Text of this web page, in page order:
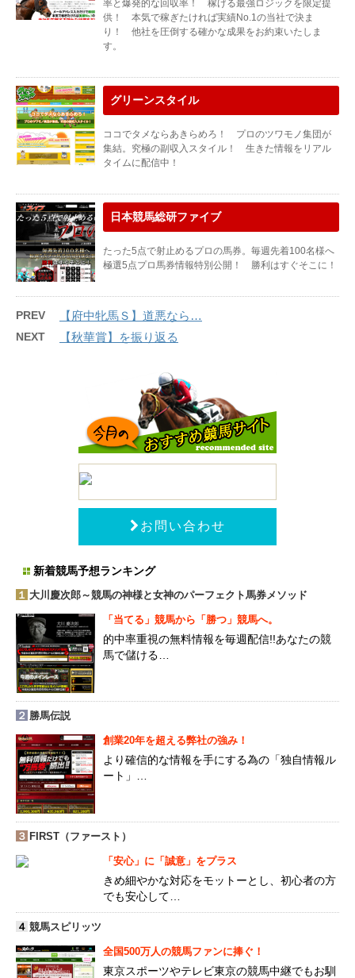
率と爆発的な回収率！ 稼げる最強ロジックを限定提
供！ 本気で稼ぎたければ実績No.1の当社で決ま
り！ 他社を圧倒する確かな成果をお約束いたしま
す。
グリーンスタイル
ココでタメならあきらめろ！ プロのツワモノ集団が
集結。究極の副収入スタイル！ 生きた情報をリアル
タイムに配信中！
日本競馬総研ファイブ
たった5点で射止めるプロの馬券。毎週先着100名様へ
極選5点プロ馬券情報特別公開！ 勝利はすぐそこに！
PREV 【府中牝馬Ｓ】道悪なら…
NEXT 【秋華賞】を振り返る
お問い合わせ
新着競馬予想ランキング
１ 大川慶次郎～競馬の神様と女神のパーフェクト馬券メソッド
「当てる」競馬から「勝つ」競馬へ。
的中率重視の無料情報を毎週配信!!あなたの競
馬で儲ける…
２ 勝馬伝説
創業20年を超える弊社の強み！
より確信的な情報を手にする為の「独自情報ル
ート」…
３ FIRST（ファースト）
「安心」に「誠意」をプラス
きめ細やかな対応をモットーとし、初心者の方
でも安心して…
４ 競馬スピリッツ
全国500万人の競馬ファンに捧ぐ！
東京スポーツやテレビ東京の競馬中継でもお馴